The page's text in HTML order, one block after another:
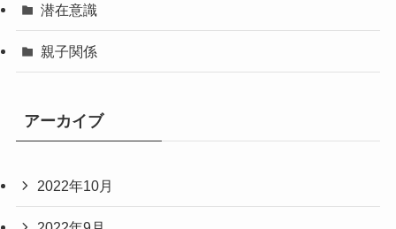
潜在意識
親子関係
アーカイブ
2022年10月